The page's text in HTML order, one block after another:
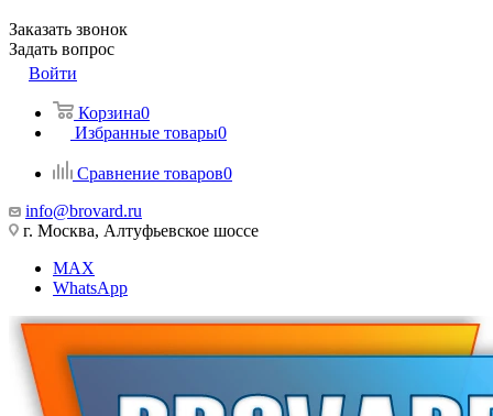
Заказать звонок
Задать вопрос
Войти
Корзина0
Избранные товары0
Сравнение товаров0
info@brovard.ru
г. Москва, Алтуфьевское шоссе
MAX
WhatsApp